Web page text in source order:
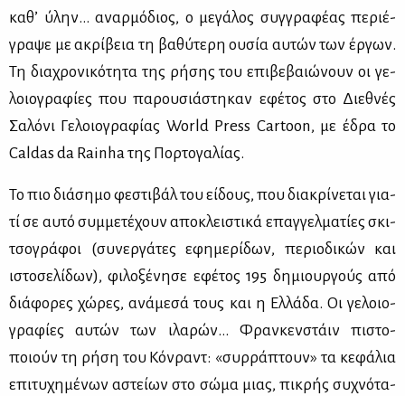
κα­θ’ ύλην… αναρ­μό­διος, ο με­γά­λος συγ­γρα­φέ­ας πε­ριέ­
γρα­ψε με ακρί­βεια τη βα­θύ­τε­ρη ου­σία αυ­τών των έρ­γων.
Τη δια­χρο­νι­κό­τη­τα της ρή­σης του επι­βε­βαιώ­νουν οι γε­
λοιο­γρα­φί­ες που πα­ρου­σιά­στη­καν εφέ­τος στο Διε­θνές
Σα­λό­νι Γε­λοιο­γρα­φί­ας World Press Cartoon, με έδρα το
Caldas da Rainha της Πορ­το­γα­λί­ας.
Το πιο διά­ση­μο φε­στι­βάλ του εί­δους, που δια­κρί­νε­ται για­
τί σε αυ­τό συμ­με­τέ­χουν απο­κλει­στι­κά επαγ­γελ­μα­τί­ες σκι­
τσο­γρά­φοι (συ­νερ­γά­τες εφη­με­ρί­δων, πε­ριο­δι­κών και
ιστο­σε­λί­δων), φι­λο­ξέ­νη­σε εφέ­τος 195 δη­μιουρ­γούς από
διά­φο­ρες χώ­ρες, ανά­με­σά τους και η Ελ­λά­δα. Οι γε­λοιο­
γρα­φί­ες αυ­τών των ιλα­ρών… Φραν­κεν­στάιν πι­στο­
ποιούν τη ρή­ση του Κόν­ραντ: «συρ­ρά­πτουν» τα κε­φά­λια
επι­τυ­χη­μέ­νων αστεί­ων στο σώ­μα μιας, πι­κρής συ­χνό­τα­